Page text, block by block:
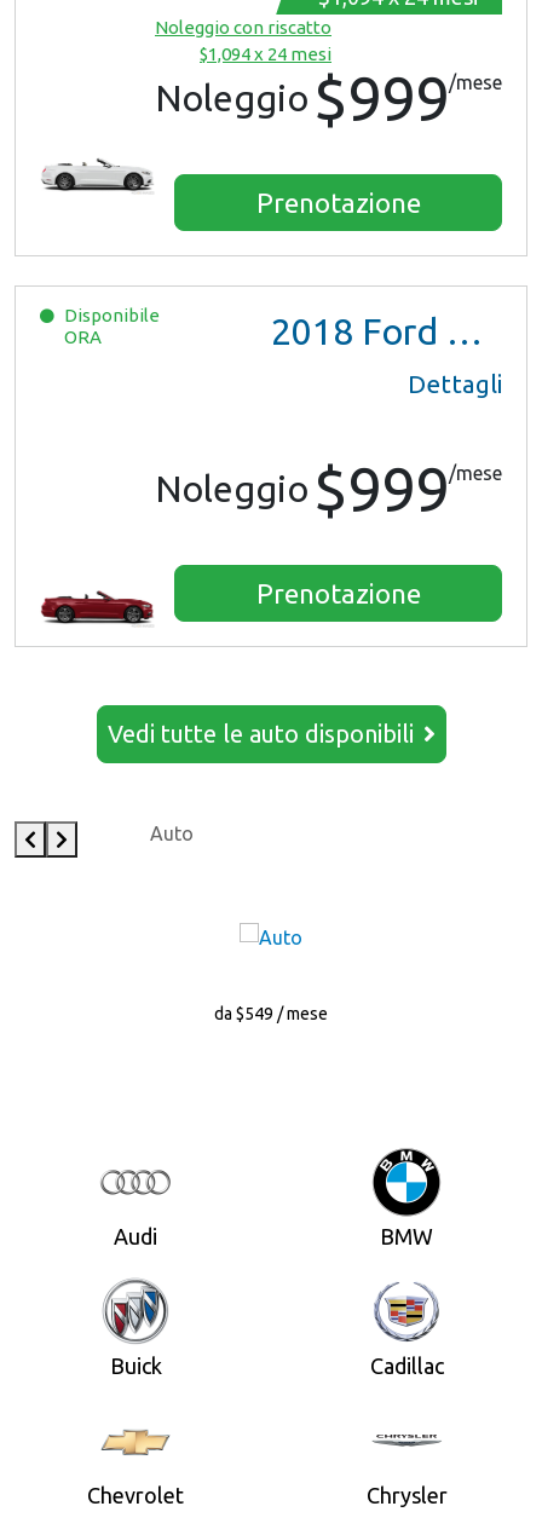
Noleggio con riscatto
$1,094 x 24 mesi
Noleggio $999/mese
Prenotazione
Disponibile
ORA
2018 Ford Mustang
Dettagli
Noleggio $999/mese
Prenotazione
Vedi tutte le auto disponibili
Auto
da $549 / mese
Audi BMW
Buick Cadillac
Chevrolet Chrysler